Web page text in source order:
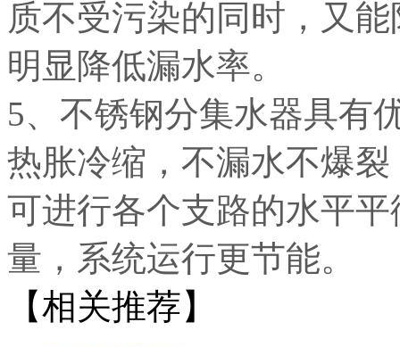
质不受污染的同时，又
明显降低漏水率。
5、不锈钢分集水器具有
热胀冷缩，不漏水不爆
可进行各个支路的水平
量，系统运行更节能。
【相关推荐】